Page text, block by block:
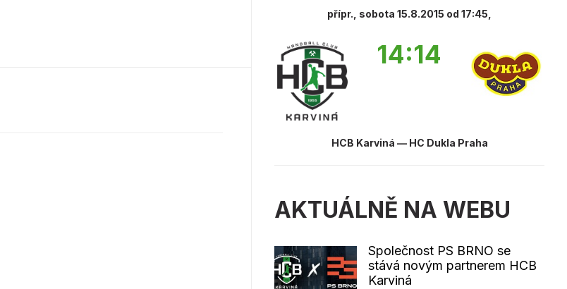
přípr., sobota 15.8.2015 od 17:45,
14:14
HCB Karviná — HC Dukla Praha
AKTUÁLNĚ NA WEBU
Společnost PS BRNO se
stává novým partnerem HCB
Karviná